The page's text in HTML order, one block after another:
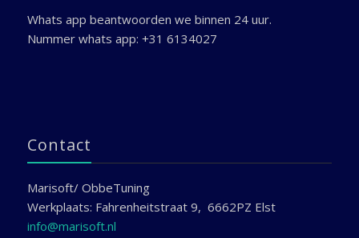
Whats app beantwoorden we binnen 24 uur.
Nummer whats app: +31 6134027
Contact
Marisoft/ ObbeTuning
Werkplaats: Fahrenheitstraat 9, 6662PZ Elst
info@marisoft.nl